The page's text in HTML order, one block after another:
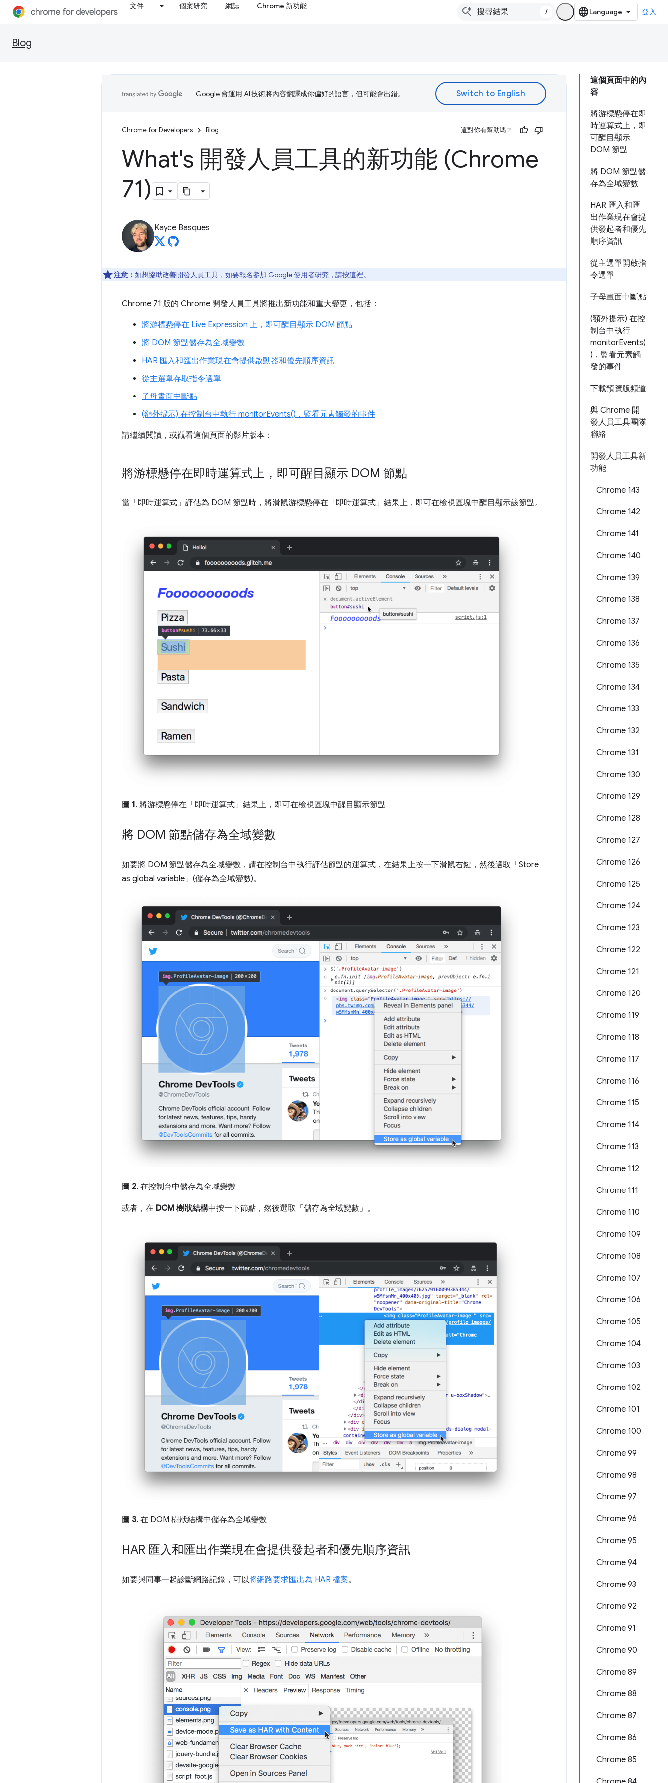
文件 個案研究 網誌 Chrome 新功能
/ 登入
Blog
這個頁面中的內
容
將游標懸停在即
時運算式上，即
可醒目顯示
DOM 節點
將 DOM 節點儲
存為全域變數
HAR 匯入和匯
出作業現在會提
供發起者和優先
順序資訊
從主選單開啟指
令選單
子母畫面中斷點
(額外提示) 在控
制台中執行
monitorEvents(
)，監看元素觸
發的事件
下載預覽版頻道
與 Chrome 開
發人員工具團隊
聯絡
開發人員工具新
功能
Chrome 143
Chrome 142
Chrome 141
Chrome 140
Chrome 139
Chrome 138
Chrome 137
Chrome 136
Chrome 135
Chrome 134
Chrome 133
Chrome 132
Chrome 131
Chrome 130
Chrome 129
Chrome 128
Chrome 127
Chrome 126
Chrome 125
Chrome 124
Chrome 123
Chrome 122
Chrome 121
Chrome 120
Chrome 119
Chrome 118
Chrome 117
Chrome 116
Chrome 115
Chrome 114
Chrome 113
Chrome 112
Chrome 111
Chrome 110
Chrome 109
Chrome 108
Chrome 107
Chrome 106
Chrome 105
Chrome 104
Chrome 103
Chrome 102
Chrome 101
Chrome 100
Chrome 99
Chrome 98
Chrome 97
Chrome 96
Chrome 95
Chrome 94
Chrome 93
Chrome 92
Chrome 91
Chrome 90
Chrome 89
Chrome 88
Chrome 87
Chrome 86
Chrome 85
Google 會運用 AI 技術將內容翻譯成你偏好的語言，但可能會出錯。
Chrome for Developers Blog 這對你有幫助嗎？
What's 開發人員工具的新功能 (Chrome
71)
Kayce Basques
注意： 如想協助改善開發人員工具，如要報名參加 Google 使用者研究，請按這裡。
Chrome 71 版的 Chrome 開發人員工具將推出新功能和重大變更，包括：
將游標懸停在 Live Expression 上，即可醒目顯示 DOM 節點
將 DOM 節點儲存為全域變數
HAR 匯入和匯出作業現在會提供啟動器和優先順序資訊
從主選單存取指令選單
子母畫面中斷點
(額外提示) 在控制台中執行 monitorEvents()，監看元素觸發的事件
請繼續閱讀，或觀看這個頁面的影片版本：
將游標懸停在即時運算式上，即可醒目顯示 DOM 節點
當「即時運算式」 評估為 DOM 節點時，將滑鼠游標懸停在「即時運算式」結果上，即可在檢視區塊中醒目顯示該節點。
圖 1. 將游標懸停在「即時運算式」結果上，即可在檢視區塊中醒目顯示節點
將 DOM 節點儲存為全域變數
如要將 DOM 節點儲存為全域變數，請在控制台中執行評估節點的運算式，在結果上按一下滑鼠右鍵，然後選取「Store
as global variable」(儲存為全域變數)。
圖 2. 在控制台中儲存為全域變數
或者，在 DOM 樹狀結構中按一下節點，然後選取「儲存為全域變數」 。
圖 3. 在 DOM 樹狀結構中儲存為全域變數
HAR 匯入和匯出作業現在會提供發起者和優先順序資訊
如要與同事一起診斷網路記錄，可以將網路要求匯出為 HAR 檔案。